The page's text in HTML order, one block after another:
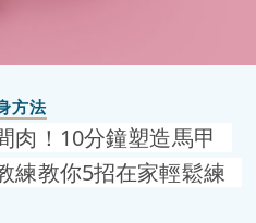
方法
肉！10分鐘塑造馬甲
練教你5招在家輕鬆練